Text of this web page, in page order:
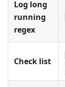
Log long
running
regex
Check list